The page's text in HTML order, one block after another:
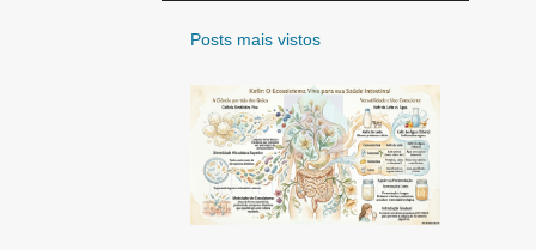
Posts mais vistos